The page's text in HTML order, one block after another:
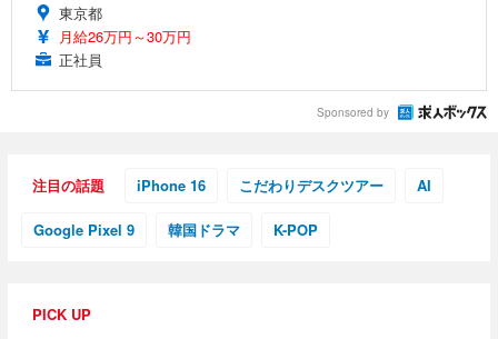
東京都
月給26万円～30万円
正社員
Sponsored by
注目の話題 iPhone 16 こだわりデスクツアー AI
Google Pixel 9 韓国ドラマ K-POP
PICK UP